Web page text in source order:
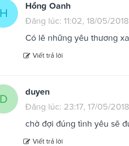
H
Hồng Oanh
Đăng lúc: 11:02, 18/05/2018
Có lẽ những yêu thương
Viết trả lời
D
duyen
Đăng lúc: 23:17, 17/05/2018
chờ đợi đúng tình yêu sẽ
Viết trả lời